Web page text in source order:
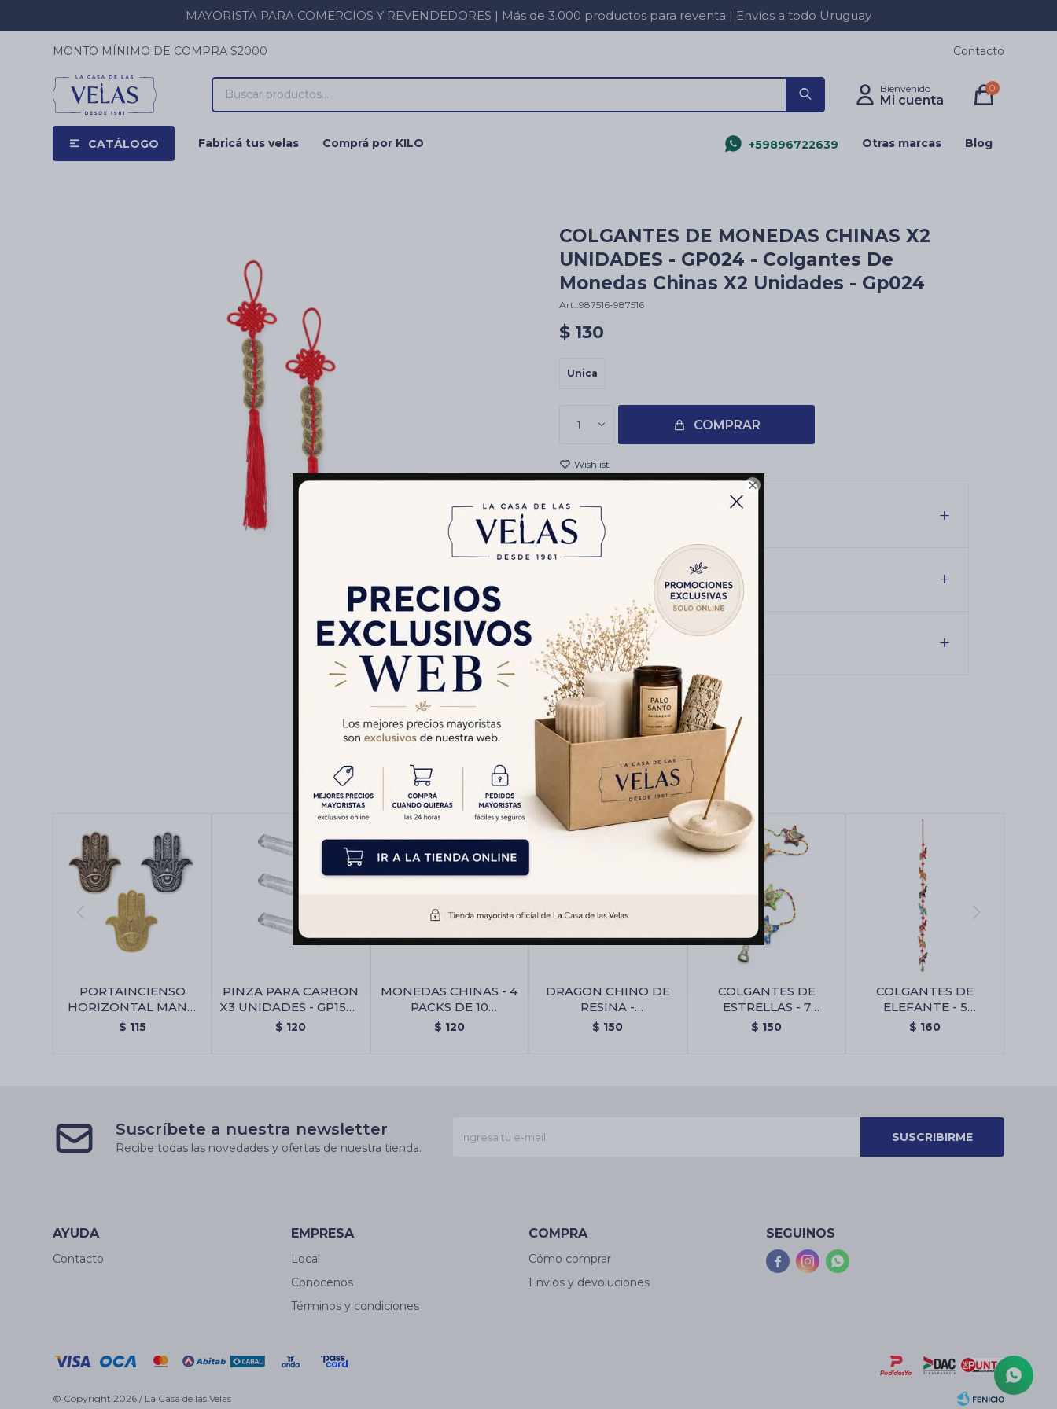

MAYORISTA PARA COMERCIOS Y REVENDEDORES | Más de 3.000 productos para reventa | Envíos a todo Uruguay
CATÁLOGO Fabricá tus velas Comprá por KILO +59896722639 Otras marcas Blog
0
MONTO MÍNIMO DE COMPRA $2000 Contacto
COLGANTES DE MONEDAS CHINAS X2
UNIDADES - GP024 - Colgantes De
Monedas Chinas X2 Unidades - Gp024
987516-987516
$ 130
Unica
1 COMPRAR
Envíos
Cambios y Devoluciones
Medios de pago
Productos que te pueden interesar
PORTAINCIENSO
HORIZONTAL MANO
DE FATIMA - GP075 -
$ 115
PINZA PARA CARBON
X3 UNIDADES - GP152 -
Pinza Para Carbon X3
$ 120
MONEDAS CHINAS - 4
PACKS DE 10
MONEDAS - GP023 -
$ 120
DRAGON CHINO DE
RESINA -
Gp163/6x12cm
$ 150
COLGANTES DE
ESTRELLAS - 7
Estrellas
$ 150
COLGANTES DE
ELEFANTE - 5
Elefantes
$ 160
Suscríbete a nuestra newsletter
Recibe todas las novedades y ofertas de nuestra tienda.
SUSCRIBIRME
AYUDA
Contacto
EMPRESA
Local
Conocenos
Términos y condiciones
COMPRA
Cómo comprar
Envíos y devoluciones
SEGUINOS
  
© Copyright 2026 / La Casa de las Velas